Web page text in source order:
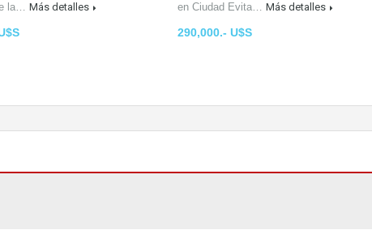
la… Más detalles
en Ciudad Evita… Más detalles
290,000.- U$S